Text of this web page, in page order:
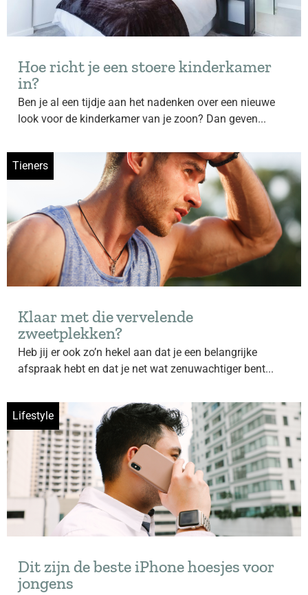
Hoe richt je een stoere kinderkamer
in?
Ben je al een tijdje aan het nadenken over een nieuwe
look voor de kinderkamer van je zoon? Dan geven...
Tieners
Klaar met die vervelende
zweetplekken?
Heb jij er ook zo’n hekel aan dat je een belangrijke
afspraak hebt en dat je net wat zenuwachtiger bent...
Lifestyle
Dit zijn de beste iPhone hoesjes voor
jongens